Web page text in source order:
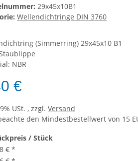
29x45x10B1
Wellendichtringe DIN 3760
(Simmerring) 29x45x10 B1
NBR
€
USt. , zzgl. Versand
den Mindestbestellwert von 15
/ Stück
€ *